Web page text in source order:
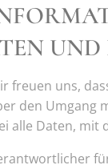
freuen uns,
den Umgang
alle Daten, mit